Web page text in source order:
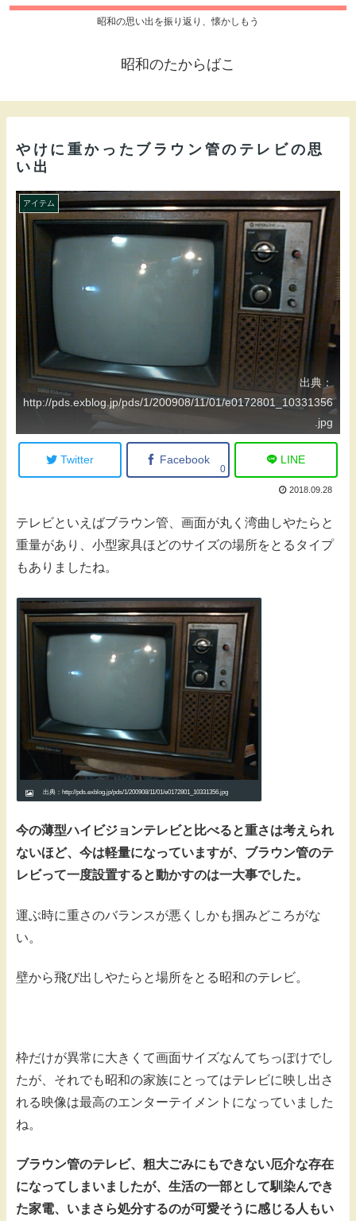
昭和の思い出を振り返り、懐かしもう
昭和のたからばこ
やけに重かったブラウン管のテレビの思
い出
アイテム
出典：
http://pds.exblog.jp/pds/1/200908/11/01/e0172801_10331356
.jpg
Twitter Facebook
0
LINE
2018.09.28
テレビといえばブラウン管、画面が丸く湾曲しやたらと
重量があり、小型家具ほどのサイズの場所をとるタイプ
もありましたね。
出典：http://pds.exblog.jp/pds/1/200908/11/01/e0172801_10331356.jpg
今の薄型ハイビジョンテレビと比べると重さは考えられ
ないほど、今は軽量になっていますが、ブラウン管のテ
レビって一度設置すると動かすのは一大事でした。
運ぶ時に重さのバランスが悪くしかも掴みどころがな
い。
壁から飛び出しやたらと場所をとる昭和のテレビ。
枠だけが異常に大きくて画面サイズなんてちっぽけでし
たが、それでも昭和の家族にとってはテレビに映し出さ
れる映像は最高のエンターテイメントになっていました
ね。
ブラウン管のテレビ、粗大ごみにもできない厄介な存在
になってしまいましたが、生活の一部として馴染んでき
た家電、いまさら処分するのが可愛そうに感じる人もい